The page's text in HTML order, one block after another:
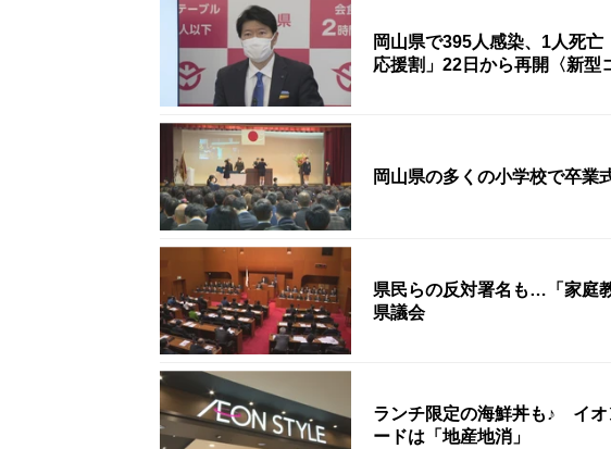
岡山県で395人感染、1人死
応援割」22日から再開〈新型
岡山県の多くの小学校で卒
県民らの反対署名も…「家庭
県議会
ランチ限定の海鮮丼も♪ イ
ードは「地産地消」